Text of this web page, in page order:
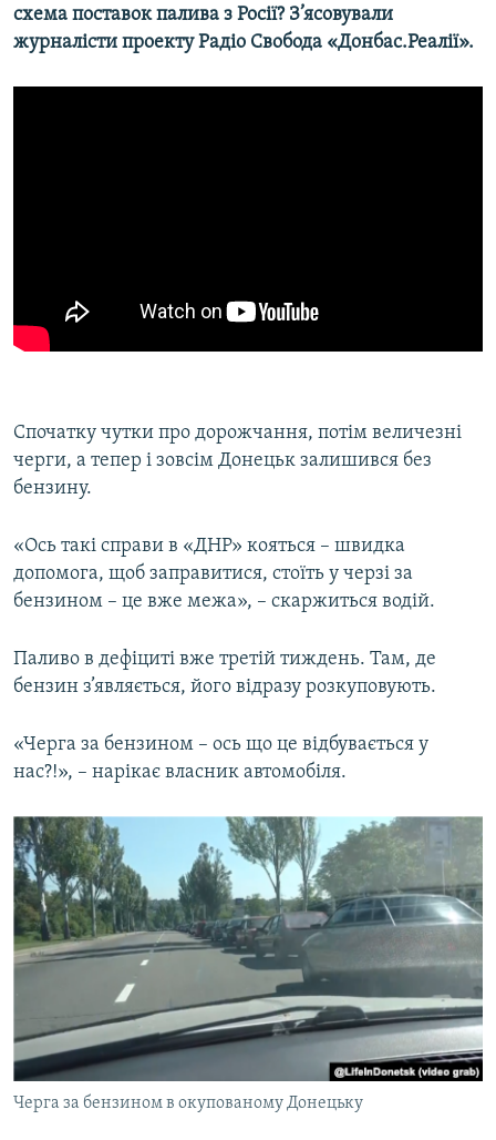
схема поставок палива з Росії? З’ясовували
журналісти проекту Радіо Свобода «Донбас.Реалії».
Спочатку чутки про дорожчання, потім величезні
черги, а тепер і зовсім Донецьк залишився без
бензину.
«Ось такі справи в «ДНР» кояться – швидка
допомога, щоб заправитися, стоїть у черзі за
бензином – це вже межа», – скаржиться водій.
Паливо в дефіциті вже третій тиждень. Там, де
бензин з’являється, його відразу розкуповують.
«Черга за бензином – ось що це відбувається у
нас?!», – нарікає власник автомобіля.
Черга за бензином в окупованому Донецьку